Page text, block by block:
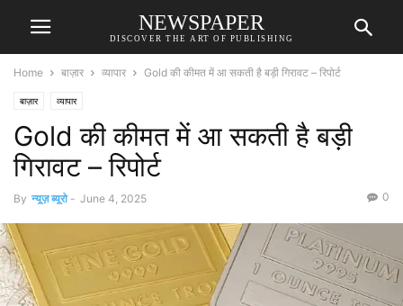
NEWSPAPER
DISCOVER THE ART OF PUBLISHING
Home बाज़ार व्यापार Gold की कीमत में आ सकती है बड़ी गिरावट – रिपोर्ट
बाज़ार व्यापार
Gold की कीमत में आ सकती है बड़ी
गिरावट – रिपोर्ट
By न्यूज़ ब्यूरो - June 4, 2025 0